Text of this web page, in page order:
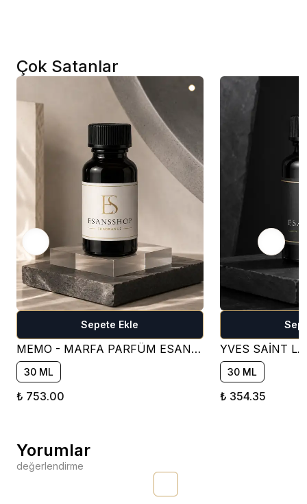
Çok Satanlar
Sepete Ekle
MEMO - MARFA PARFÜM ESANSI ( ÇİÇEKSİ )
30 ML
₺ 753.00
30 ML
₺ 354.35
Yorumlar
değerlendirme